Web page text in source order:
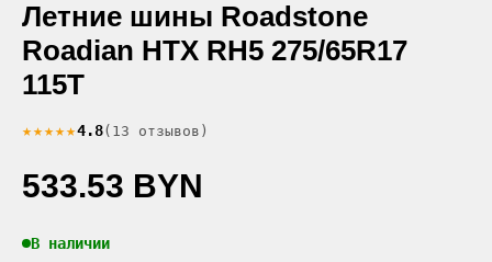
Летние шины Roadstone
Roadian HTX RH5 275/65R17
115T
★★★★★4.8(13 отзывов)
533.53 BYN
В наличии